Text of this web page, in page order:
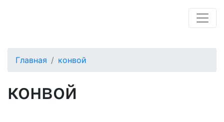
Главная конвой
конвой